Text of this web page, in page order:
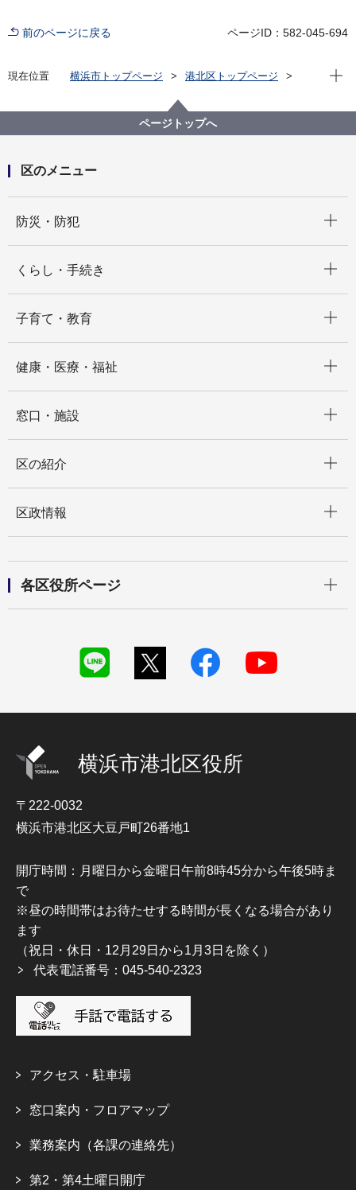
前のページに戻る ページID：582-045-694
現在位置 横浜市トップページ
港北区トップページ
ふるさと港北ふれあいまつり
2025 ふるさと港北ふれあいまつり【終了しました】
現在
ページトップへ
区のメニュー
防災・防犯
くらし・手続き
子育て・教育
健康・医療・福祉
窓口・施設
区の紹介
区政情報
各区役所ページ
横浜市港北区役所
〒222-0032
横浜市港北区大豆戸町26番地1
開庁時間：月曜日から金曜日午前8時45分から午後5時ま
で
※昼の時間帯はお待たせする時間が長くなる場合があり
ます
（祝日・休日・12月29日から1月3日を除く）
代表電話番号：045-540-2323
アクセス・駐車場
窓口案内・フロアマップ
業務案内（各課の連絡先）
第2・第4土曜日開庁